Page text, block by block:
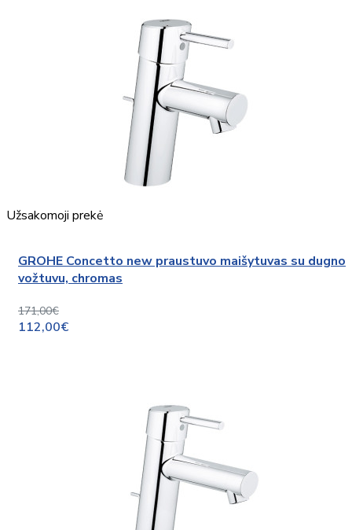
Užsakomoji prekė
GROHE Concetto new praustuvo maišytuvas su dugno
vožtuvu, chromas
171,00€
112,00€